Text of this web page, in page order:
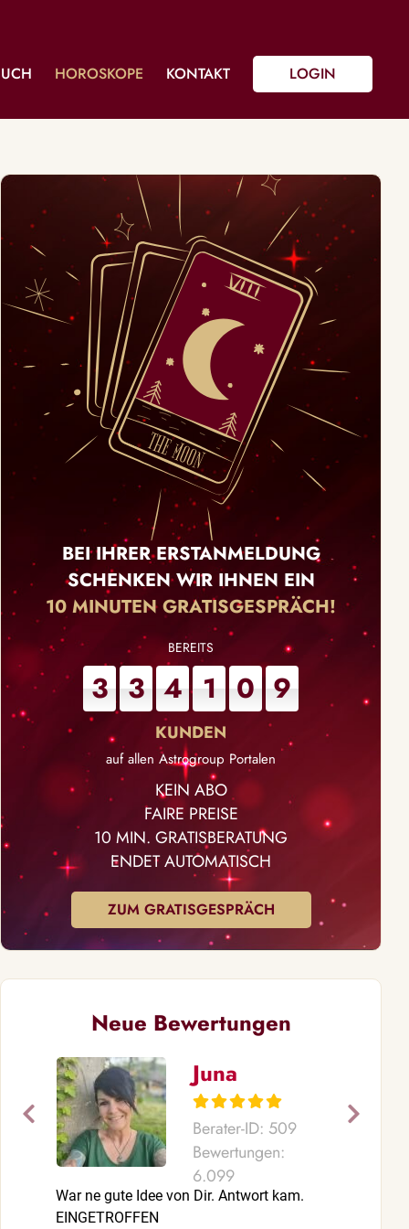
HOROSKOPE KONTAKT LOGIN
BEI IHRER ERSTANMELDUNG
SCHENKEN WIR IHNEN EIN
10 MINUTEN GRATISGESPRÄCH!
3 3 4 1 0 9
auf allen Astrogroup Portalen
KEIN ABO
FAIRE PREISE
10 MIN. GRATISBERATUNG
ENDET AUTOMATISCH
ZUM GRATISGESPRÄCH
Neue Bewertungen
Juna
Berater-ID: 509
Bewertungen:
6.099
War ne gute Idee von Dir. Antwort kam.
EINGETROFFEN